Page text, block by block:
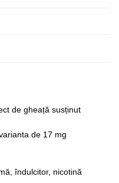
de gheață susținut
de 17 mg
îndulcitor, nicotină